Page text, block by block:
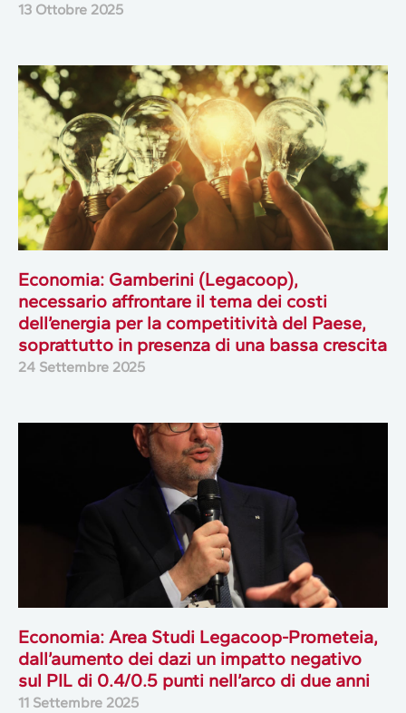
13 Ottobre 2025
Economia: Gamberini (Legacoop),
necessario affrontare il tema dei costi
dell’energia per la competitività del Paese,
soprattutto in presenza di una bassa crescita
24 Settembre 2025
Economia: Area Studi Legacoop-Prometeia,
dall’aumento dei dazi un impatto negativo
sul PIL di 0.4/0.5 punti nell’arco di due anni
11 Settembre 2025